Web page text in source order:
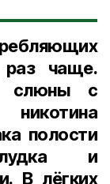
раз чаще.
слюны с
полости
и
В лёгких